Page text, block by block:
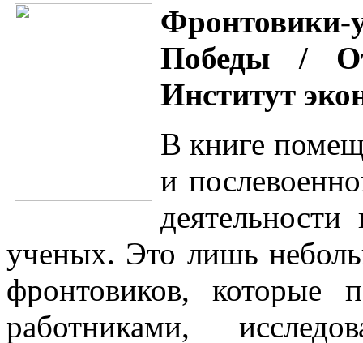
Победы /
Институт
В книге
и
ученых. Это лишь
фронтовиков, которые
работниками,